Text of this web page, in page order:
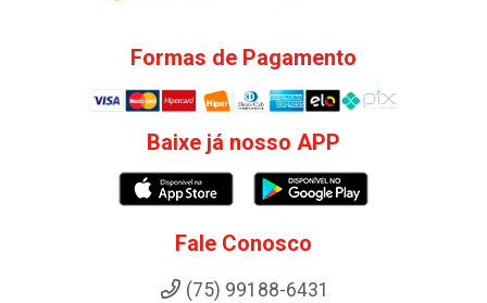
Formas de Pagamento
Baixe já nosso APP
Fale Conosco
(75) 99188-6431